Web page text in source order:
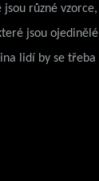
různé
jsou
lidí by se